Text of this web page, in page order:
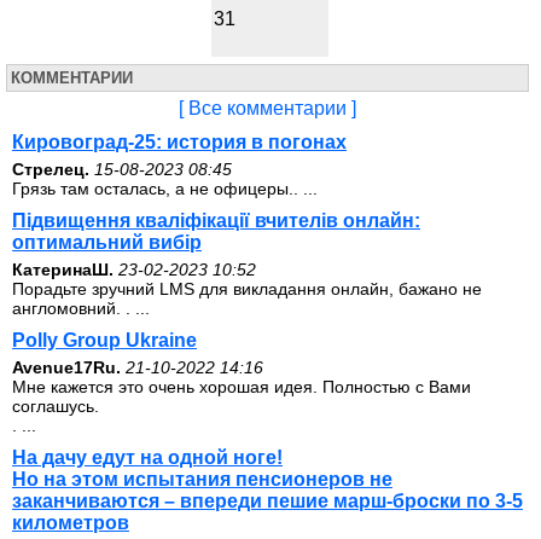
31
КОММЕНТАРИИ
[ Все комментарии ]
Кировоград-25: история в погонах
Стрелец. 15-08-2023 08:45
Грязь там осталась, а не офицеры.. ...
Підвищення кваліфікації вчителів онлайн:
оптимальний вибір
КатеринаШ. 23-02-2023 10:52
Порадьте зручний LMS для викладання онлайн, бажано не
англомовний. . ...
Polly Group Ukraine
Avenue17Ru. 21-10-2022 14:16
Мне кажется это очень хорошая идея. Полностью с Вами
соглашусь.
На дачу едут на одной ноге!
Но на этом испытания пенсионеров не
заканчиваются – впереди пешие марш-броски по 3-5
километров